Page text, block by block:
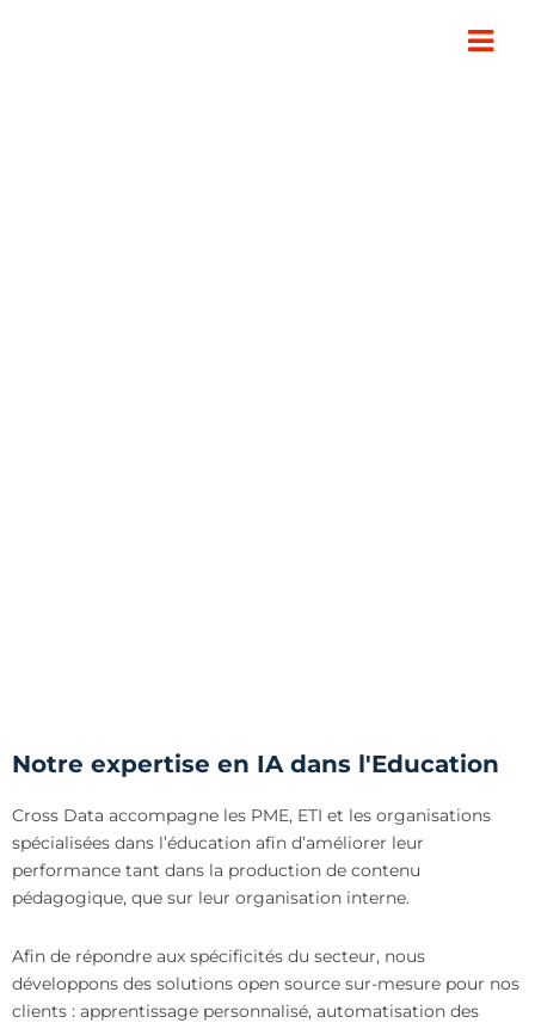
Notre expertise en IA dans l'Education
Cross Data accompagne les PME, ETI et les organisations
spécialisées dans l’éducation afin d’améliorer leur
performance tant dans la production de contenu
pédagogique, que sur leur organisation interne.
Afin de répondre aux spécificités du secteur, nous
développons des solutions open source sur-mesure pour nos
clients : apprentissage personnalisé, automatisation des